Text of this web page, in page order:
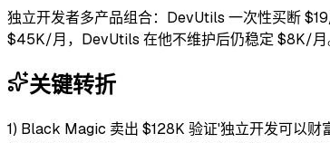
独立开发者多产品组合：DevUtils 一次性买断
$45K/月，DevUtils 在他不维护后仍稳定 $8K/月
关键转折
1) Black Magic 卖出 $128K 验证'独立开发可以